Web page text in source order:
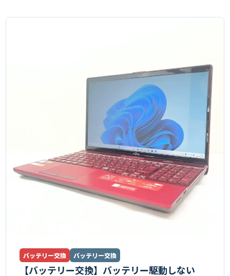
バッテリー交換 バッテリー交換
【バッテリー交換】バッテリー駆動しない